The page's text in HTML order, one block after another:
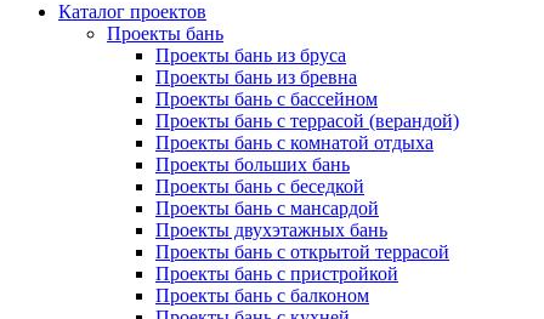
Каталог проектов
Проекты бань
Проекты бань из бруса
Проекты бань из бревна
Проекты бань с бассейном
Проекты бань с террасой (верандой)
Проекты бань с комнатой отдыха
Проекты больших бань
Проекты бань с беседкой
Проекты бань с мансардой
Проекты двухэтажных бань
Проекты бань с открытой террасой
Проекты бань с пристройкой
Проекты бань с балконом